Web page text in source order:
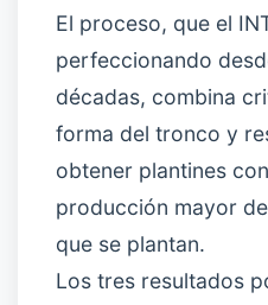
El proceso, que el
perfeccionando
décadas, combina
forma del tronco y
obtener plantines
producción mayor
que se plantan.
Los tres resultados